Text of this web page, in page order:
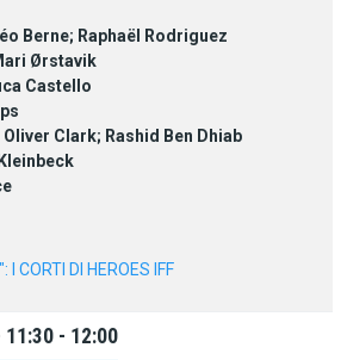
Berne; Raphaël Rodriguez
Ørstavik
Castello
Oliver Clark; Rashid Ben Dhiab
CORTI DI HEROES IFF
11:30 - 12:00